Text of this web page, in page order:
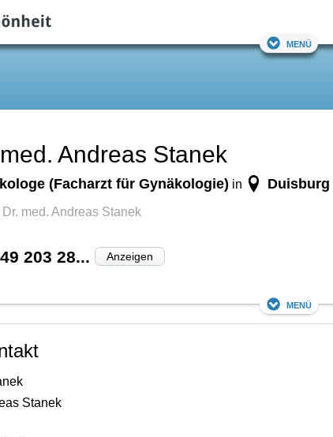
Menü
Andreas Stanek
(Facharzt für Gynäkologie) in Duisburg
Dr. med. Andreas Stanek
203 28... Anzeigen
Menü
Stanek